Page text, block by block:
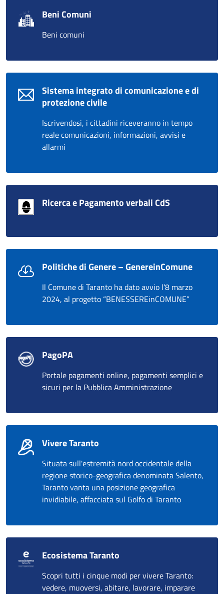
Beni Comuni
Beni comuni
Sistema integrato di comunicazione e di
protezione civile
Iscrivendosi, i cittadini riceveranno in tempo
reale comunicazioni, informazioni, avvisi e
allarmi
Ricerca e Pagamento verbali CdS
Politiche di Genere – GenereinComune
Il Comune di Taranto ha dato avvio l’8 marzo
2024, al progetto “BENESSEREinCOMUNE”
PagoPA
Portale pagamenti online, pagamenti semplici e
sicuri per la Pubblica Amministrazione
Vivere Taranto
Situata sull'estremità nord occidentale della
regione storico-geografica denominata Salento,
Taranto vanta una posizione geografica
invidiabile, affacciata sul Golfo di Taranto
Ecosistema Taranto
Scopri tutti i cinque modi per vivere Taranto:
vedere, muoversi, abitare, lavorare, imparare